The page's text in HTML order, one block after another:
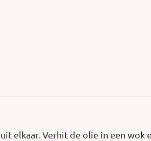
elkaar. Verhit de olie in een